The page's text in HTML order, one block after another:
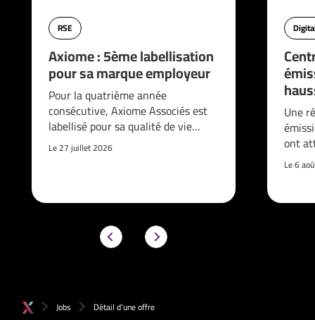
RSE
Axiome : 5ème labellisation
pour sa marque employeur
Pour la quatrième année
consécutive, Axiome Associés est
labellisé pour sa qualité de vie…
Le 27 juillet 2026
Une
ont
Le 6
Jobs Détail d’une offre